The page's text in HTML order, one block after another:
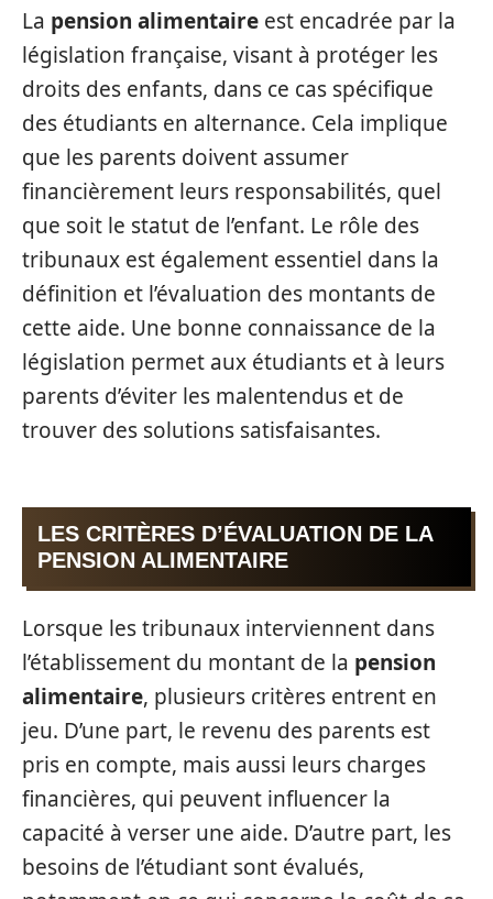
La pension alimentaire est encadrée par la
législation française, visant à protéger les
droits des enfants, dans ce cas spécifique
des étudiants en alternance. Cela implique
que les parents doivent assumer
financièrement leurs responsabilités, quel
que soit le statut de l’enfant. Le rôle des
tribunaux est également essentiel dans la
définition et l’évaluation des montants de
cette aide. Une bonne connaissance de la
législation permet aux étudiants et à leurs
parents d’éviter les malentendus et de
trouver des solutions satisfaisantes.
LES CRITÈRES D’ÉVALUATION DE LA
PENSION ALIMENTAIRE
Lorsque les tribunaux interviennent dans
l’établissement du montant de la pension
alimentaire, plusieurs critères entrent en
jeu. D’une part, le revenu des parents est
pris en compte, mais aussi leurs charges
financières, qui peuvent influencer la
capacité à verser une aide. D’autre part, les
besoins de l’étudiant sont évalués,